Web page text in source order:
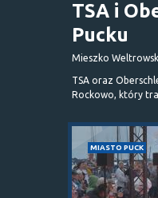
TSA i
Pucku
Mieszko
TSA oraz
Rockowo, który
MIASTO PUCK